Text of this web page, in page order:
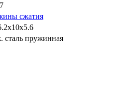
сжатия
сталь пружинная